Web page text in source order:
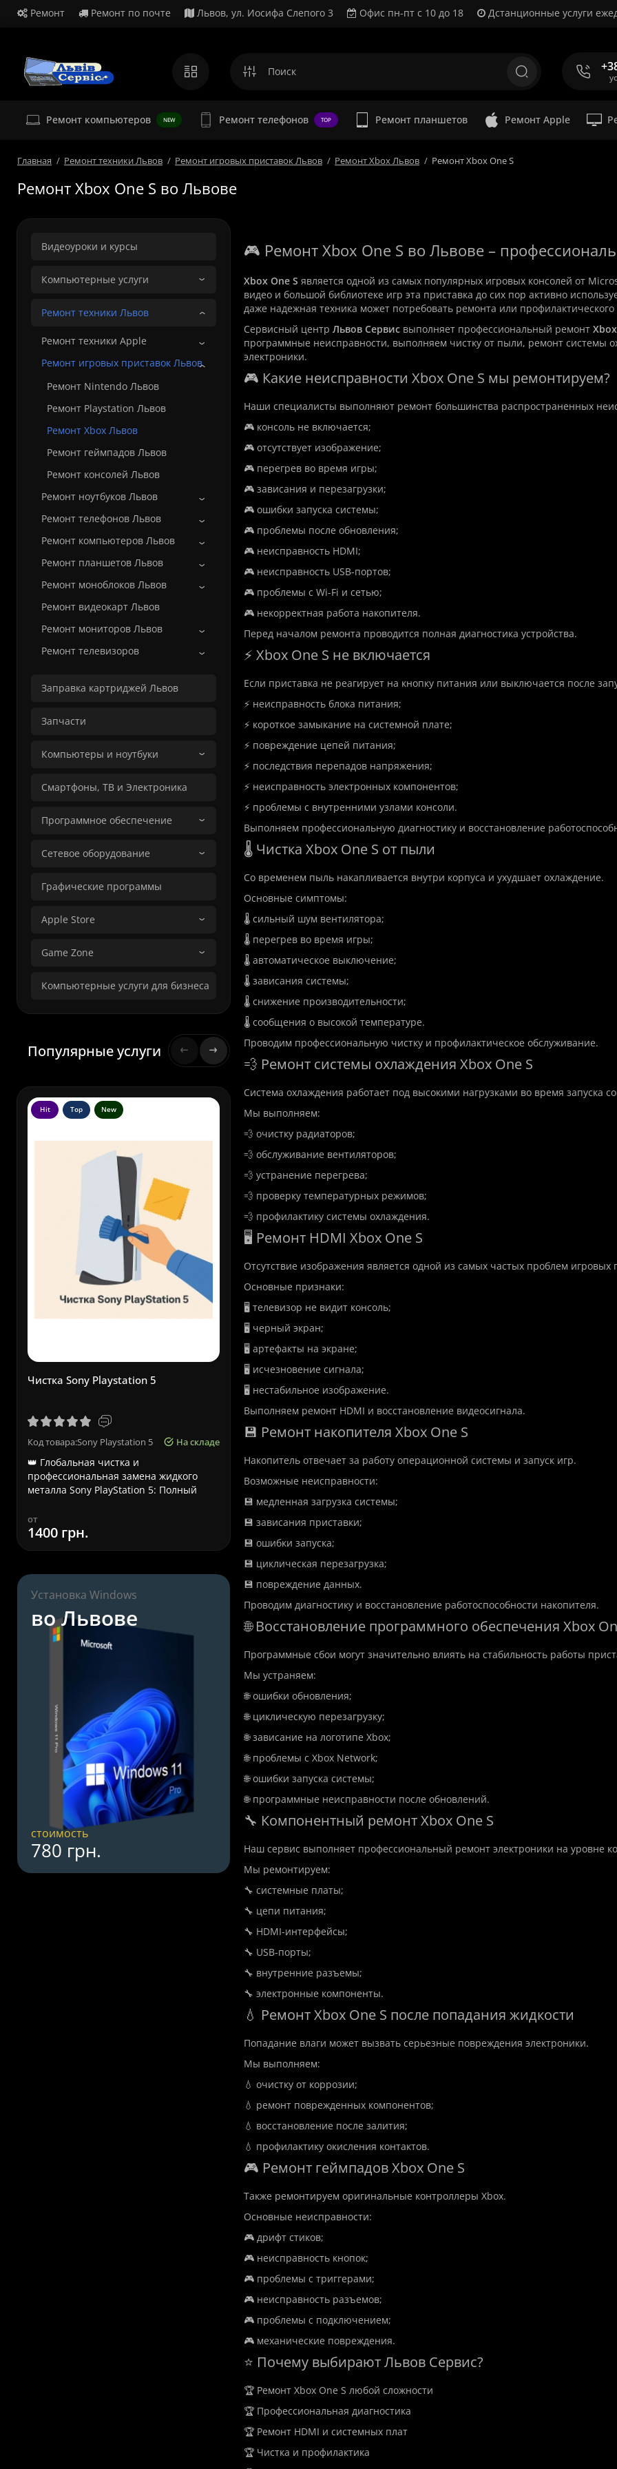
Ремонт Ремонт по почте Львов, ул. Иосифа Слепого 3 Офис пн-пт с 10 до 18 Дстанционные услуги
Ремонт компьютеров NEW Ремонт телефонов TOP Ремонт планшетов Ремонт Apple
Главная Ремонт техники Львов Ремонт игровых приставок Львов Ремонт Xbox Львов Ремонт Xbox One S
Ремонт Xbox One S во Львове
Видеоуроки и курсы
Компьютерные услуги
Ремонт техники Львов
Ремонт техники Apple
Ремонт игровых приставок Львов
Ремонт Nintendo Львов
Ремонт Playstation Львов
Ремонт Xbox Львов
Ремонт геймпадов Львов
Ремонт консолей Львов
Ремонт ноутбуков Львов
Ремонт телефонов Львов
Ремонт компьютеров Львов
Ремонт планшетов Львов
Ремонт моноблоков Львов
Ремонт видеокарт Львов
Ремонт мониторов Львов
Ремонт телевизоров
Заправка картриджей Львов
Запчасти
Компьютеры и ноутбуки
Смартфоны, ТВ и Электроника
Программное обеспечение
Сетевое оборудование
Графические программы
Apple Store
Game Zone
Компьютерные услуги для бизнеса
Популярные услуги
Установка Windows
во Львове
стоимость
780 грн.
Hit Top New
Чистка Sony Playstation 5
Код товара:Sony Playstation 5 На складе
👑 Глобальная чистка и
профессиональная замена жидкого
металла Sony PlayStation 5: Полный
от
1400 грн.
Hit Top
Срочный ремонт ноутбука Asus в
Львове – качественно и быстро! 🖥️
Ноутбуки Asus зарекомендовали себя
к..
от
580 грн.
Дистанционная установка
🎮 Ремонт Xbox One S во Львове –
Xbox One S является одной из самых популярных игровых консолей от
видео и большой библиотеке игр эта приставка до сих пор активно
даже надежная техника может потребовать ремонта или
Сервисный центр Львов Сервисвыполняет профессиональный ремонт
программные неисправности, выполняем чистку от пыли, ремонт системы
электроники.
🎮 Какие неисправности Xbox One S мы ремонтируем?
Наши специалисты выполняют ремонт большинства распространенных
🎮 консоль не включается;
🎮 отсутствует изображение;
🎮 перегрев во время игры;
🎮 зависания и перезагрузки;
🎮 ошибки запуска системы;
🎮 проблемы после обновления;
🎮 неисправность HDMI;
🎮 неисправность USB-портов;
🎮 проблемы с Wi-Fi и сетью;
🎮 некорректная работа накопителя.
Перед началом ремонта проводится полная диагностика устройства.
⚡ Xbox One S не включается
Если приставка не реагирует на кнопку питания или выключается после
⚡ неисправность блока питания;
⚡ короткое замыкание на системной плате;
⚡ повреждение цепей питания;
⚡ последствия перепадов напряжения;
⚡ неисправность электронных компонентов;
⚡ проблемы с внутренними узлами консоли.
Выполняем профессиональную диагностику и восстановление
🌡️ Чистка Xbox One S от пыли
Со временем пыль накапливается внутри корпуса и ухудшает охлаждение.
Основные симптомы:
🌡️ сильный шум вентилятора;
🌡️ перегрев во время игры;
🌡️ автоматическое выключение;
🌡️ зависания системы;
🌡️ снижение производительности;
🌡️ сообщения о высокой температуре.
Проводим профессиональную чистку и профилактическое обслуживание.
💨 Ремонт системы охлаждения Xbox One S
Система охлаждения работает под высокими нагрузками во время запуска
Мы выполняем:
💨 очистку радиаторов;
💨 обслуживание вентиляторов;
💨 устранение перегрева;
💨 проверку температурных режимов;
💨 профилактику системы охлаждения.
🖥️ Ремонт HDMI Xbox One S
Отсутствие изображения является одной из самых частых проблем игровых
Основные признаки:
🖥️ телевизор не видит консоль;
🖥️ черный экран;
🖥️ артефакты на экране;
🖥️ исчезновение сигнала;
🖥️ нестабильное изображение.
Выполняем ремонт HDMI и восстановление видеосигнала.
💾 Ремонт накопителя Xbox One S
Накопитель отвечает за работу операционной системы и запуск игр.
Возможные неисправности:
💾 медленная загрузка системы;
💾 зависания приставки;
💾 ошибки запуска;
💾 циклическая перезагрузка;
💾 повреждение данных.
Проводим диагностику и восстановление работоспособности накопителя.
🌐 Восстановление программного обеспечения Xbox
Программные сбои могут значительно влиять на стабильность работы
Мы устраняем:
🌐 ошибки обновления;
🌐 циклическую перезагрузку;
🌐 зависание на логотипе Xbox;
🌐 проблемы с Xbox Network;
🌐 ошибки запуска системы;
🌐 программные неисправности после обновлений.
🔧 Компонентный ремонт Xbox One S
Наш сервис выполняет профессиональный ремонт электроники на уровне
Мы ремонтируем:
🔧 системные платы;
🔧 цепи питания;
🔧 HDMI-интерфейсы;
🔧 USB-порты;
🔧 внутренние разъемы;
🔧 электронные компоненты.
💧 Ремонт Xbox One S после попадания жидкости
Попадание влаги может вызвать серьезные повреждения электроники.
Мы выполняем:
💧 очистку от коррозии;
💧 ремонт поврежденных компонентов;
💧 восстановление после залития;
💧 профилактику окисления контактов.
🎮 Ремонт геймпадов Xbox One S
Также ремонтируем оригинальные контроллеры Xbox.
Основные неисправности:
🎮 дрифт стиков;
🎮 неисправность кнопок;
🎮 проблемы с триггерами;
🎮 неисправность разъемов;
🎮 проблемы с подключением;
🎮 механические повреждения.
⭐ Почему выбирают Львов Сервис?
🏆 Ремонт Xbox One S любой сложности
🏆 Профессиональная диагностика
🏆 Ремонт HDMI и системных плат
🏆 Чистка и профилактика